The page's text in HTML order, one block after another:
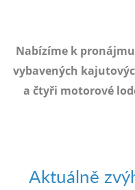
Nabízíme k
vybavených
a čtyři motorové
Aktuálně
objednat
poukaz